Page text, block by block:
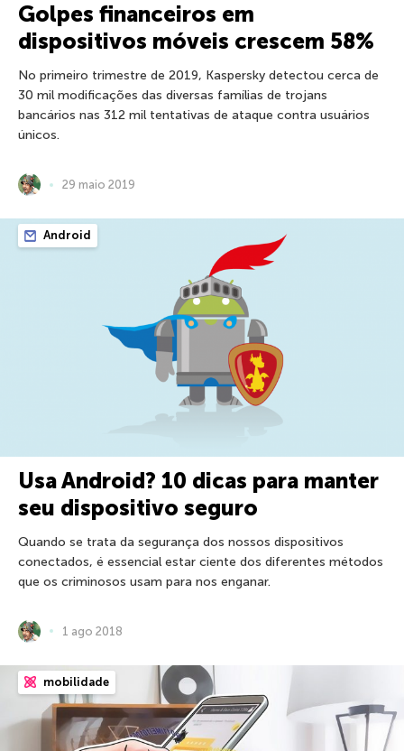
Golpes financeiros em
dispositivos móveis crescem 58%
No primeiro trimestre de 2019, Kaspersky detectou cerca de
30 mil modificações das diversas famílias de trojans
bancários nas 312 mil tentativas de ataque contra usuários
únicos.
29 maio 2019
Android
Usa Android? 10 dicas para manter
seu dispositivo seguro
Quando se trata da segurança dos nossos dispositivos
conectados, é essencial estar ciente dos diferentes métodos
que os criminosos usam para nos enganar.
1 ago 2018
mobilidade